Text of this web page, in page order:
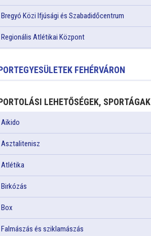
Bregyó Közi Ifjúsági és Szabadidőcentrum
Regionális Atlétikai Központ
FEHÉRVÁRON
LEHETŐSÉGEK, SPORTÁGAK
Aikido
Asztalitenisz
Atlétika
Birkózás
Box
Falmászás és sziklamászás